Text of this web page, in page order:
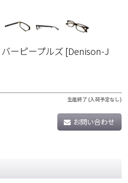
バーピープルズ[Denison-J
生産終了 (入荷予定なし)
お問い合わせ